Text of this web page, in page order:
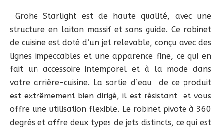
Grohe Starlight est de haute qualité, avec une
structure en laiton massif et sans guide. Ce robinet
de cuisine est doté d’un jet relevable, conçu avec des
lignes impeccables et une apparence fine, ce qui en
fait un accessoire intemporel et à la mode dans
votre arrière-cuisine. La sortie d’eau de ce produit
est extrêmement bien dirigé, il est résistant et vous
offre une utilisation flexible. Le robinet pivote à 360
degrés et offre deux types de jets distincts, ce qui est